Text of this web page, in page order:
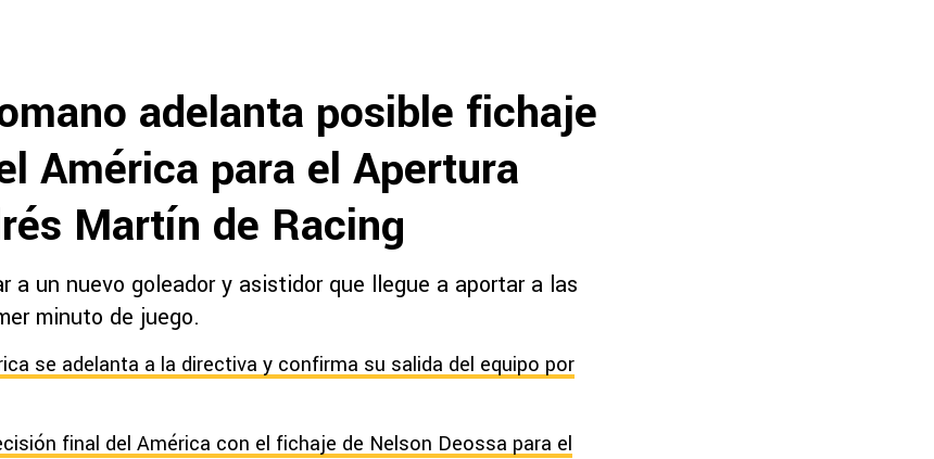
adelanta posible fichaje
América para el Apertura
Martín de Racing
a un nuevo goleador y asistidor que llegue a aportar a las
minuto de juego.
se adelanta a la directiva y confirma su salida del equipo por
final del América con el fichaje de Nelson Deossa para el